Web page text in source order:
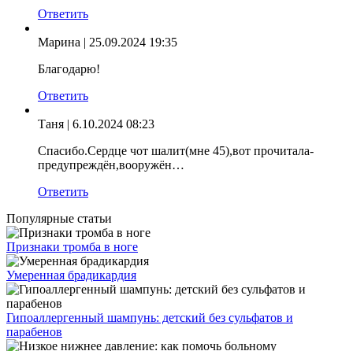
Ответить
Марина | 25.09.2024 19:35
Благодарю!
Ответить
Таня | 6.10.2024 08:23
Спасибо.Сердце чот шалит(мне 45),вот прочитала-
предупреждён,вооружён…
Ответить
Популярные статьи
Признаки тромба в ноге
Умеренная брадикардия
Гипоаллергенный шампунь: детский без сульфатов и
парабенов